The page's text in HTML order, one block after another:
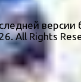
версии
All Rights